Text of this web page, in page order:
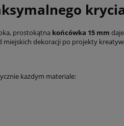
prostokątna końcówka 15 mm
miejskich dekoracji po projekty
każdym materiale: